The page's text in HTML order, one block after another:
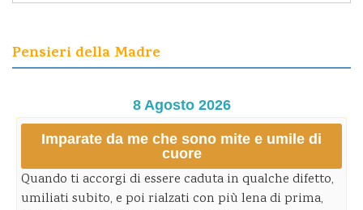
Pensieri della Madre
8 Agosto 2026
Imparate da me che sono mite e umile di
cuore
Quando ti accorgi di essere caduta in qualche difetto,
umiliati subito, e poi rialzati con più lena di prima,